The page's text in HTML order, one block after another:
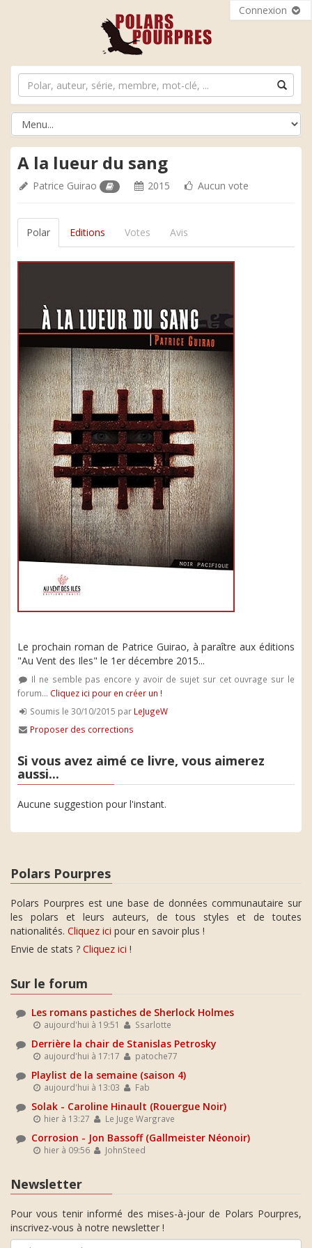
Connexion
A la lueur du sang
Patrice Guirao 2015 Aucun vote
Polar Editions Votes Avis
Le prochain roman de Patrice Guirao, à paraître aux éditions
"Au Vent des Iles" le 1er décembre 2015...
Il ne semble pas encore y avoir de sujet sur cet ouvrage sur le
forum... Cliquez ici pour en créer un !
Soumis le 30/10/2015 par LeJugeW
Proposer des corrections
Si vous avez aimé ce livre, vous aimerez
aussi...
Aucune suggestion pour l'instant.
Polars Pourpres
Polars Pourpres est une base de données communautaire sur
les polars et leurs auteurs, de tous styles et de toutes
nationalités. Cliquez ici pour en savoir plus !
Envie de stats ? Cliquez ici !
Sur le forum
Les romans pastiches de Sherlock Holmes
aujourd'hui à 19:51 Ssarlotte
Derrière la chair de Stanislas Petrosky
aujourd'hui à 17:17 patoche77
Playlist de la semaine (saison 4)
aujourd'hui à 13:03 Fab
Solak - Caroline Hinault (Rouergue Noir)
hier à 13:27 Le Juge Wargrave
Corrosion - Jon Bassoff (Gallmeister Néonoir)
hier à 09:56 JohnSteed
Newsletter
Pour vous tenir informé des mises-à-jour de Polars Pourpres,
inscrivez-vous à notre newsletter !